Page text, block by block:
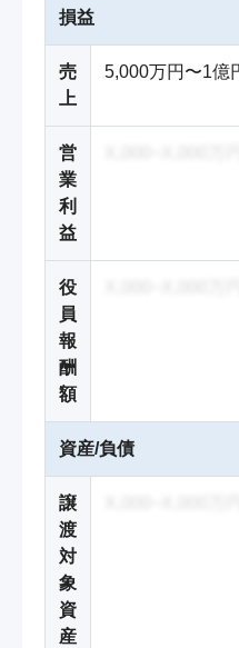
損益
売
上
5,000万円〜1億
営
業
利
益
役
員
報
酬
額
資産/負債
譲
渡
対
象
資
産